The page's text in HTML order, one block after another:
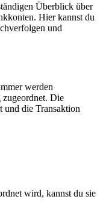
Überblick über
Hier kannst du
und
werden
zugeordnet. Die
und die Transaktion
wird, kannst du sie